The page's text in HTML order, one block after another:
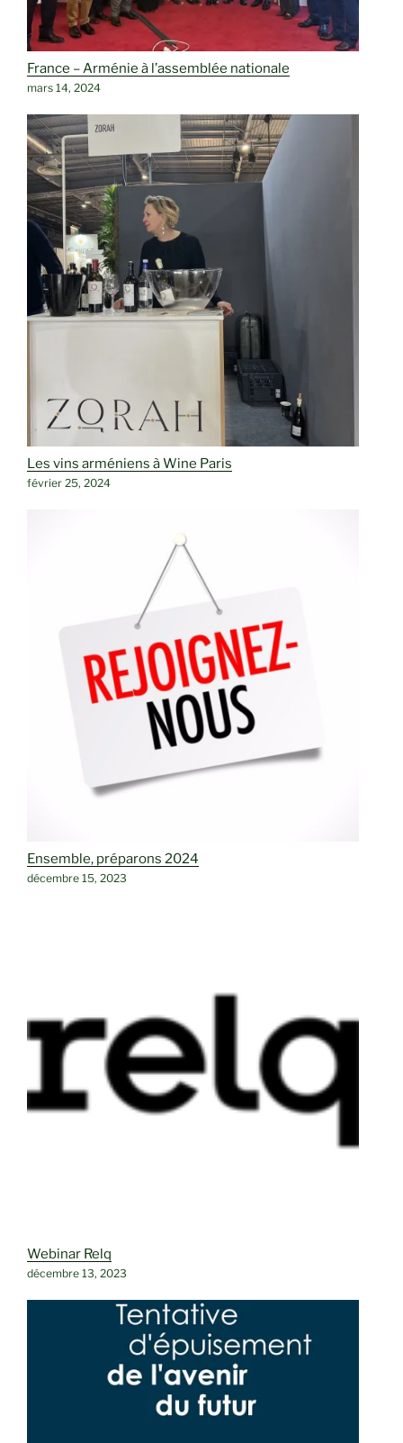
France – Arménie à l’assemblée nationale
mars 14, 2024
Les vins arméniens à Wine Paris
février 25, 2024
Ensemble, préparons 2024
décembre 15, 2023
Webinar Relq
décembre 13, 2023